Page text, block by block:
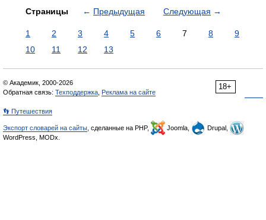
Страницы ← Предыдущая Следующая →
1 2 3 4 5 6 7 8
9
10
11 12 13
18+
© Академик, 2000-2026
Обратная связь: Техподдержка Реклама на сайте
👣 Путешествия
Экспорт словарей на сайты , сделанные на PHP, Joomla,
Drupal,
WordPress, MODx.